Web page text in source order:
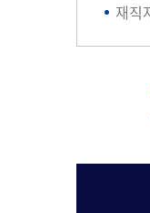
재직